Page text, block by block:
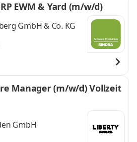
EWM & Yard (m/w/d)
GmbH & Co. KG
Manager (m/w/d) Vollzeit
GmbH